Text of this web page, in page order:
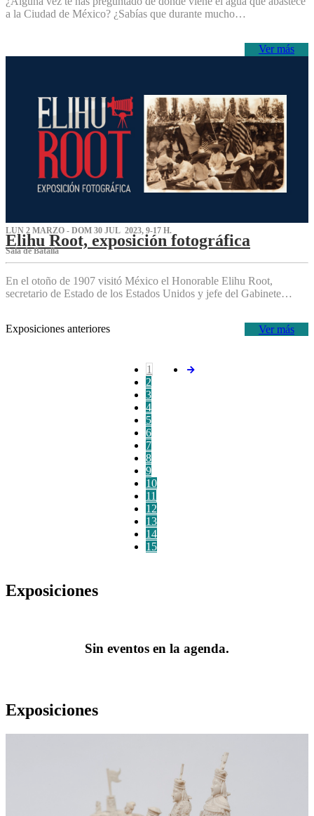
a la Ciudad de México? ¿Sabías que durante mucho…
Ver más
LUN 2 MARZO - DOM 30 JUL 2023, 9-17 H.
Elihu Root, exposición fotográfica
Sala de Batalla
En el otoño de 1907 visitó México el Honorable Elihu Root,
secretario de Estado de los Estados Unidos y jefe del Gabinete…
Ver más
Exposiciones anteriores
1
2
3
4
5
6
7
8
9
10
11
12
13
14
15
Exposiciones
Sin eventos en la agenda.
Exposiciones